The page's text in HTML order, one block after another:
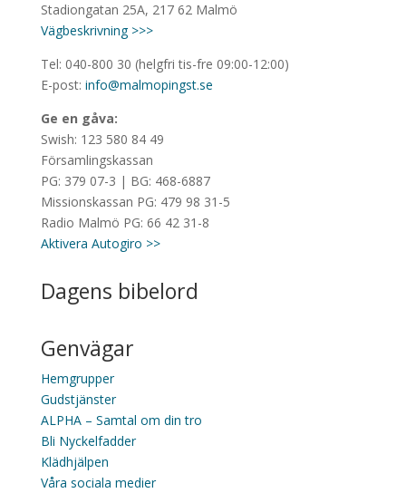
Stadiongatan 25A, 217 62 Malmö
Vägbeskrivning >>>
Tel: 040-800 30 (helgfri tis-fre 09:00-12:00)
E-post: info@malmopingst.se
Ge en gåva:
Swish: 123 580 84 49
Församlingskassan
PG: 379 07-3 | BG: 468-6887
Missionskassan PG: 479 98 31-5
Radio Malmö PG: 66 42 31-8
Aktivera Autogiro >>
Dagens bibelord
Genvägar
Hemgrupper
Gudstjänster
ALPHA – Samtal om din tro
Bli Nyckelfadder
Klädhjälpen
Våra sociala medier